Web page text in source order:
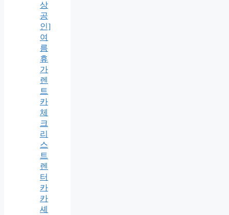
상
공
인]
여
름
휴
가
렌
트
카
체
크
리
스
트
렌
터
카
카
셰